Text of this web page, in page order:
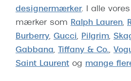
designermærker. I alle
mærker som
Ralph Lauren,
Burberry, Gucci, Pilgrim,
Gabbana, Tiffany & Co.,
Saint Laurent og mange